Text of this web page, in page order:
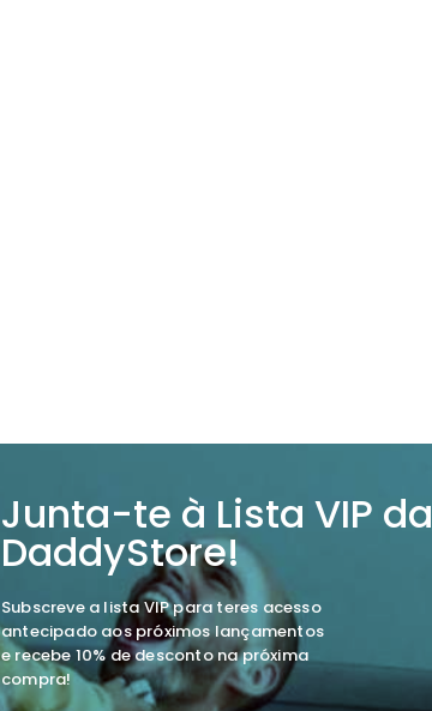
Junta-te à Lista VIP da
DaddyStore!
Subscreve a lista VIP para teres acesso
antecipado aos próximos lançamentos
e recebe 10% de desconto na próxima
compra!